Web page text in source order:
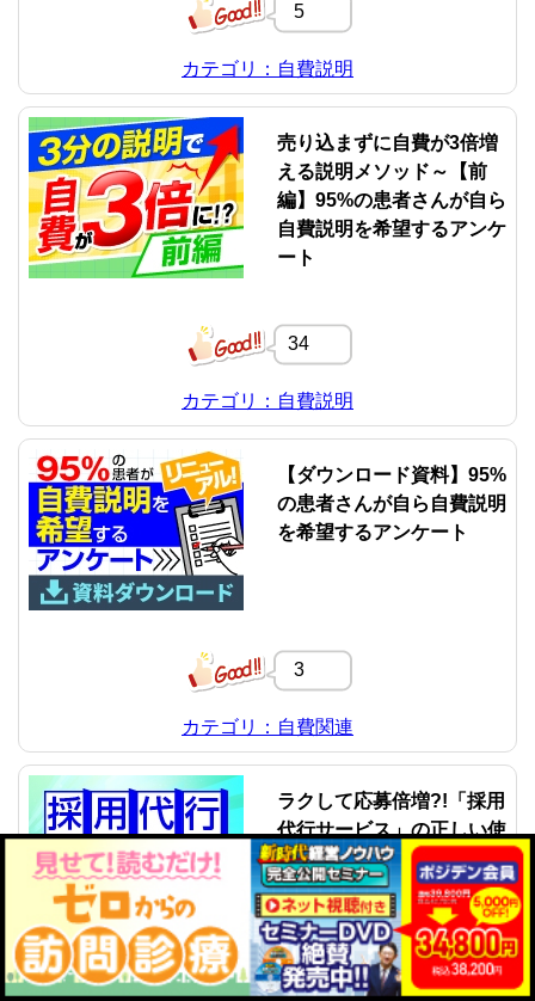
5
カテゴリ：自費説明
売り込まずに自費が3倍増
える説明メソッド～【前
編】95%の患者さんが自ら
自費説明を希望するアンケ
ート
34
カテゴリ：自費説明
【ダウンロード資料】95%
の患者さんが自ら自費説明
を希望するアンケート
3
カテゴリ：自費関連
ラクして応募倍増?!「採用
代行サービス」の正しい使
い方
36